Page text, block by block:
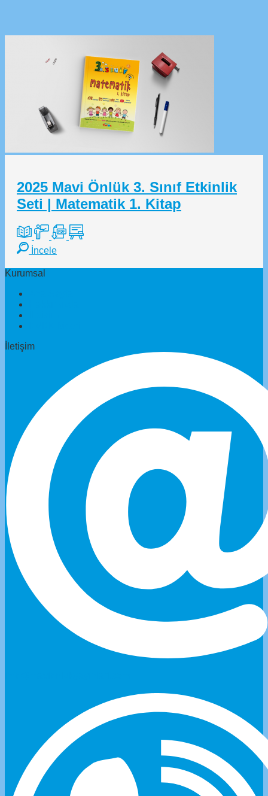
2025 Mavi Önlük 3. Sınıf Etkinlik
Seti | Matematik 1. Kitap
İncele
Kurumsal
İletişim